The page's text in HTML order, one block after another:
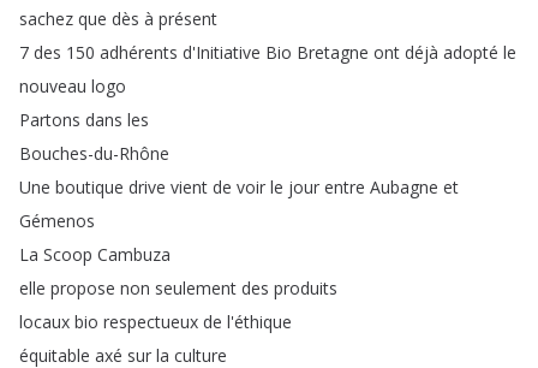
sachez que dès à présent
7 des 150 adhérents d'Initiative Bio Bretagne ont déjà adopté le
nouveau logo
Partons dans les
Bouches-du-Rhône
Une boutique drive vient de voir le jour entre Aubagne et
Gémenos
La Scoop Cambuza
elle propose non seulement des produits
locaux bio respectueux de l'éthique
équitable axé sur la culture